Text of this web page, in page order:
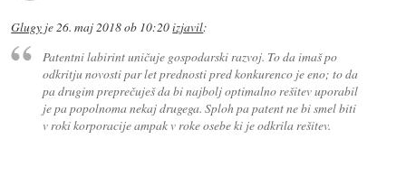
Glugy je26. maj 2018 ob 10:20izjavil:
Patentni labirint uničuje gospodarski razvoj. To da imaš po
odkritju novosti par let prednosti pred konkurenco je eno; to da
pa drugim preprečuješ da bi najbolj optimalno rešitev uporabil
je pa popolnoma nekaj drugega. Sploh pa patent ne bi smel biti
v roki korporacije ampak v roke osebe ki je odkrila rešitev.